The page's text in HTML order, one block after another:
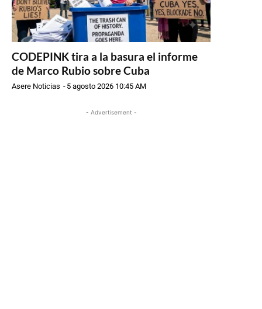
CODEPINK tira a la basura el informe
de Marco Rubio sobre Cuba
Asere Noticias - 5 agosto 2026 10:45 AM
- Advertisement -